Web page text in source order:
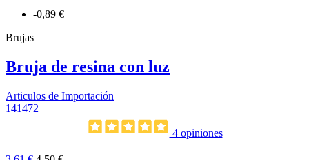
-0,89 €
Brujas
Bruja de resina con luz
Articulos de Importación
141472
4 opiniones